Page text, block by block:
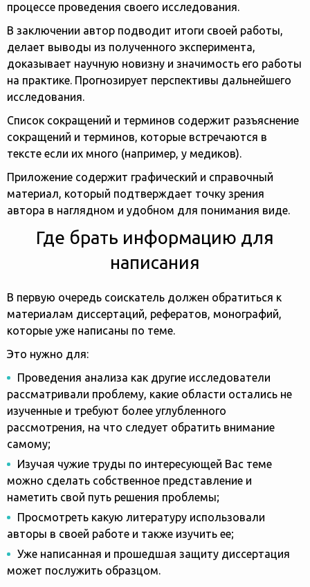
процессе проведения своего исследования.
В заключении автор подводит итоги своей работы,
делает выводы из полученного эксперимента,
доказывает научную новизну и значимость его работы
на практике. Прогнозирует перспективы дальнейшего
исследования.
Список сокращений и терминов содержит разъяснение
сокращений и терминов, которые встречаются в
тексте если их много (например, у медиков).
Приложение содержит графический и справочный
материал, который подтверждает точку зрения
автора в наглядном и удобном для понимания виде.
Где брать информацию для
написания
В первую очередь соискатель должен обратиться к
материалам диссертаций, рефератов, монографий,
которые уже написаны по теме.
Это нужно для:
Проведения анализа как другие исследователи
рассматривали проблему, какие области остались не
изученные и требуют более углубленного
рассмотрения, на что следует обратить внимание
самому;
Изучая чужие труды по интересующей Вас теме
можно сделать собственное представление и
наметить свой путь решения проблемы;
Просмотреть какую литературу использовали
авторы в своей работе и также изучить ее;
Уже написанная и прошедшая защиту диссертация
может послужить образцом.